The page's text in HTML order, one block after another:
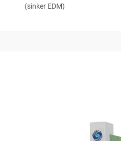
(sinker EDM)